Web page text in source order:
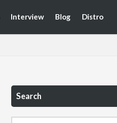
Interview Blog Distro
Search